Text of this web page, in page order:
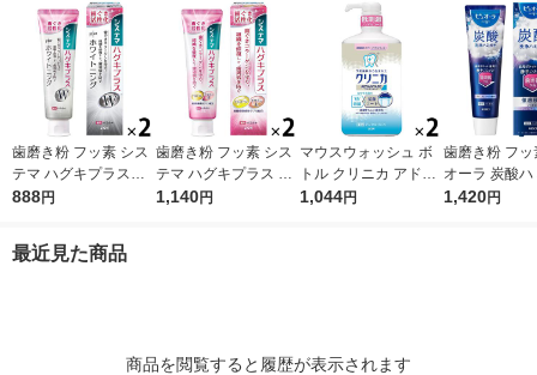
歯磨き粉 フッ素 シス
テマ ハグキプラスW
ホワイトニング ハミ
セット（2本） ライオ
888円
歯磨き粉 フッ素 シス
テマ ハグキプラス ハ
ミガキ 組織修復成分
1,140円
マウスウォッシュ ボ
トル クリニカ アドバ
ンテージ デンタルリ
1,044円
歯磨き粉 フッ
オーラ 炭酸
95g クリスタ
1,420円
最近見た商品
商品を閲覧すると履歴が表示されます